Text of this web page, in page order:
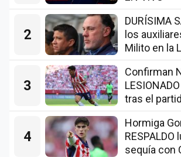
2
DURÍSIMA
los
Milito en la
3
Confirman
tras el
4
Hormiga
RESPALDO
sequía con